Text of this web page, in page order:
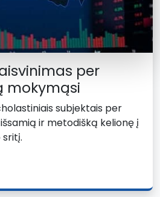
per
mokymąsi
subjektais per
ir metodišką kelionę į